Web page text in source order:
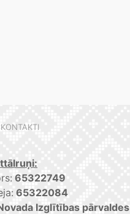
65322749
65322084
Izglītības pārvaldes